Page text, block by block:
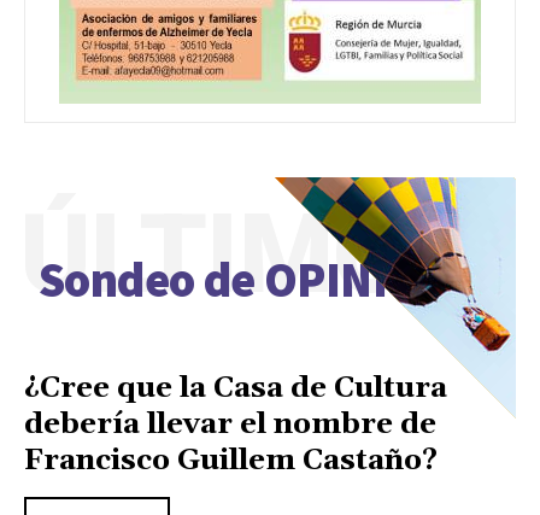
Sondeo de OPINIÓN
ÚLTIMO
¿Cree que la Casa de Cultura
debería llevar el nombre de
Francisco Guillem Castaño?